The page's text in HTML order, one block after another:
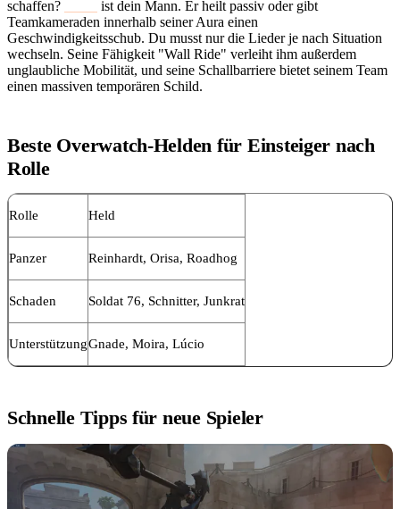
schaffen?
ist dein Mann. Er heilt passiv oder gibt
Teamkameraden innerhalb seiner Aura einen
Geschwindigkeitsschub. Du musst nur die Lieder je nach Situation
wechseln. Seine Fähigkeit "Wall Ride" verleiht ihm außerdem
unglaubliche Mobilität, und seine Schallbarriere bietet seinem Team
einen massiven temporären Schild.
Beste Overwatch-Helden für Einsteiger nach
Rolle
Rolle Held
Panzer Reinhardt, Orisa, Roadhog
Schaden Soldat 76, Schnitter, Junkrat
UnterstützungGnade, Moira, Lúcio
Schnelle Tipps für neue Spieler